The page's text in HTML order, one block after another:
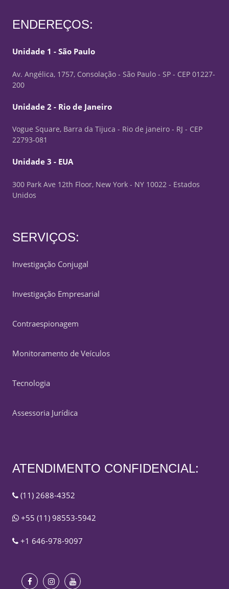
ENDEREÇOS:
Unidade 1 - São Paulo
Av. Angélica, 1757, Consolação - São Paulo - SP - CEP 01227-
200
Unidade 2 - Rio de Janeiro
Vogue Square, Barra da Tijuca - Rio de janeiro - RJ - CEP
22793-081
Unidade 3 - EUA
300 Park Ave 12th Floor, New York - NY 10022 - Estados
Unidos
SERVIÇOS:
Investigação Conjugal
Investigação Empresarial
Contraespionagem
Monitoramento de Veículos
Tecnologia
Assessoria Jurídica
ATENDIMENTO CONFIDENCIAL:
(11) 2688-4352
+55 (11) 98553-5942
+1 646-978-9097